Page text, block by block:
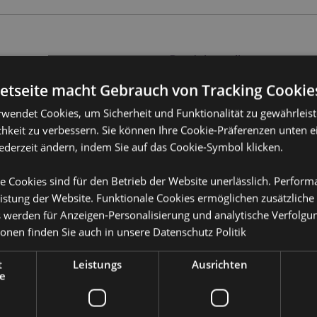
erfahren?Dann lesen Sie
Produktattribute
Information
Abmessungen Höhe 11cm
EAN-Nummer
Kartonmenge 24
Gewicht (kg) 0.420000
IM SALE Keine
NEU
PROMO
macht Gebrauch von Tracking
Cookies, um Sicherheit und Funktionalität zu
zu verbessern. Sie können Ihre Cookie-Präferenzen unten
ändern, indem Sie auf das Cookie-Symbol klicken.
Cookies sind für den Betrieb der Website unerlässlich.
der Website. Funktionale Cookies ermöglichen
werden für Anzeigen-Personalisierung und analytische
finden Sie auch in unsere Datenschutz Politik
Leistungs Ausrichten